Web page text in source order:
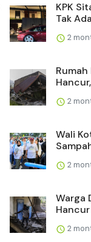
KPK
Tak
2
2
Wali
2
Warga
Hancur
2